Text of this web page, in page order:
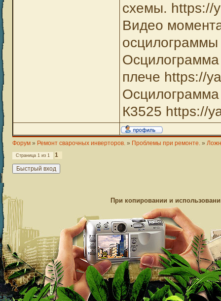
схемы. https://
Видео
плече https://
Осцилограмма
К3525 https://
Форум » Ремонт сварочных инверторов. » Проблемы при ремонте. »
Страница 1 из 1 1
При копировании и